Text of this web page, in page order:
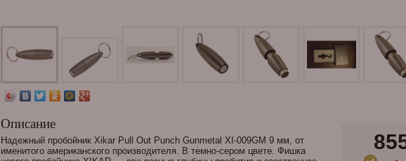
Описание
Надежный пробойник Xikar Pull Out Punch Gunmetal XI-009GM 9 мм, от
именитого американского производителя. В темно-сером цвете. Фишка